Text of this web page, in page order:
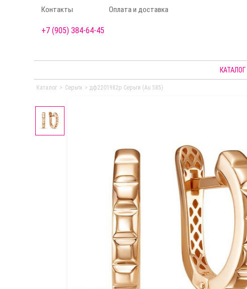
Контакты Оплата и доставка
+7 (905) 384-64-45
КАТАЛОГ
Каталог > Серьги > дф2201982р Серьги (Au 585)